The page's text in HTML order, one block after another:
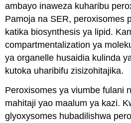
ambayo inaweza kuharibu
Pamoja na SER, peroxisomes
katika biosynthesis ya lipid.
compartmentalization ya
ya organelle husaidia kulinda
kutoka uharibifu zisizohitajika.
Peroxisomes ya viumbe fulani
mahitaji yao maalum ya kazi.
glyoxysomes hubadilishwa